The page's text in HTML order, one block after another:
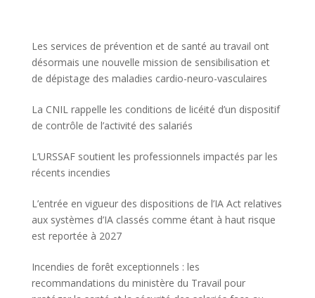
Les services de prévention et de santé au travail ont
désormais une nouvelle mission de sensibilisation et
de dépistage des maladies cardio-neuro-vasculaires
La CNIL rappelle les conditions de licéité d’un dispositif
de contrôle de l’activité des salariés
L’URSSAF soutient les professionnels impactés par les
récents incendies
L’entrée en vigueur des dispositions de l’IA Act relatives
aux systèmes d’IA classés comme étant à haut risque
est reportée à 2027
Incendies de forêt exceptionnels : les
recommandations du ministère du Travail pour